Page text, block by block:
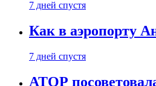
7 дней спустя
Как в аэропорту
7 дней спустя
АТОР